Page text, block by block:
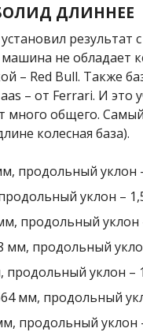
ДЛИННЕЕ
результат
не обладает
– Red Bull. Также
– от Ferrari. И это
общего.
колесная база).
продольный уклон
уклон –
продольный уклон
мм, продольный
продольный уклон –
мм, продольный
продольный уклон